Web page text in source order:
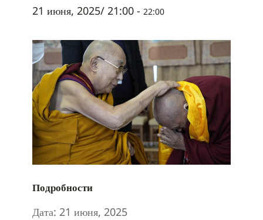
21 июня, 2025/ 21:00 - 22:00
Подробности
Дата: 21 июня, 2025